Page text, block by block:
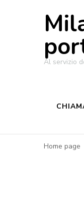
Al servizio
Home page